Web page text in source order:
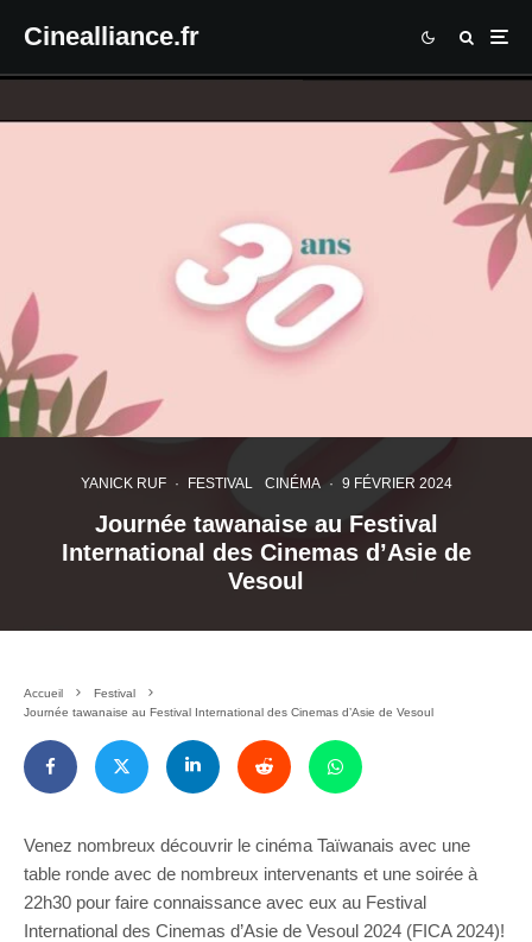
Cinealliance.fr
YANICK RUF · FESTIVAL CINÉMA · 9 FÉVRIER 2024
Journée tawanaise au Festival
International des Cinemas d’Asie de
Vesoul
Accueil
Festival
Journée tawanaise au Festival International des Cinemas d’Asie de Vesoul
Venez nombreux découvrir le cinéma Taïwanais avec une
table ronde avec de nombreux intervenants et une soirée à
22h30 pour faire connaissance avec eux au Festival
International des Cinemas d’Asie de Vesoul 2024 (FICA 2024)!